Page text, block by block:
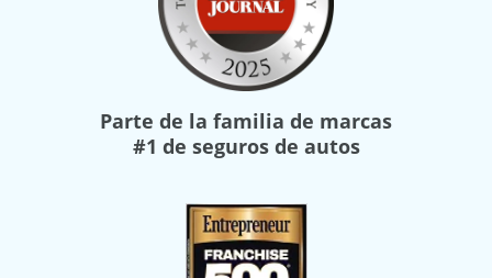
Parte de la familia de marcas
#1 de seguros de autos